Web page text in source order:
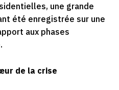
une grande
été enregistrée sur une
aux phases
de la crise